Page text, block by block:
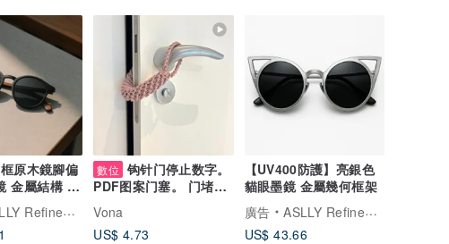
原木鏡腳偏
金屬結構 ×
Refined Eyewear
數位 钩针门停止数字。
PDF图案门塞。 门堵住
了。
Vona
US$ 4.73
【UV400防護】亮銀色
貓眼墨鏡 金屬幾何框架
廣告
ASLLY Refined Eyewear
US$ 43.66